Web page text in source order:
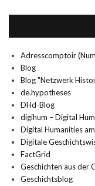
Adresscomptoir
Blog
Blog "Netzwerk
de.hypotheses
DHd-Blog
digihum – Digital
Digital Humanities
Digitale
FactGrid
Geschichten aus der
Geschichtsblog